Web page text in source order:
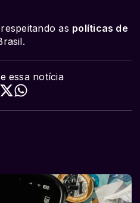
as políticas de
essa notícia